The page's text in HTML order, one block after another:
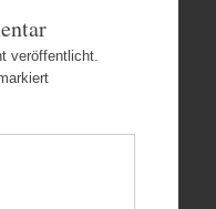
veröffentlicht.